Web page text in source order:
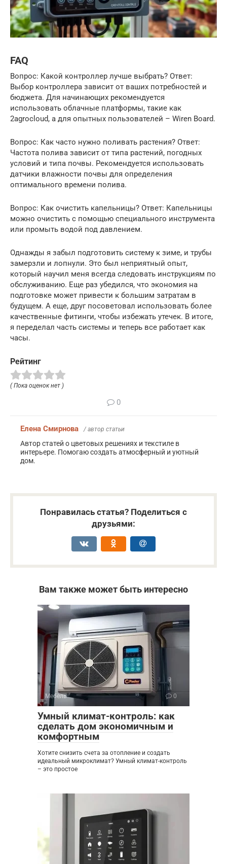
FAQ
Вопрос: Какой контроллер лучше выбрать? Ответ:
Выбор контроллера зависит от ваших потребностей и
бюджета. Для начинающих рекомендуется
использовать облачные платформы, такие как
2agrocloud, а для опытных пользователей – Wiren Board.
Вопрос: Как часто нужно поливать растения? Ответ:
Частота полива зависит от типа растений, погодных
условий и типа почвы. Рекомендуется использовать
датчики влажности почвы для определения
оптимального времени полива.
Вопрос: Как очистить капельницы? Ответ: Капельницы
можно очистить с помощью специального инструмента
или промыть водой под давлением.
Однажды я забыл подготовить систему к зиме, и трубы
замерзли и лопнули. Это был неприятный опыт,
который научил меня всегда следовать инструкциям по
обслуживанию. Еще раз убедился, что экономия на
подготовке может привести к большим затратам в
будущем. А еще, друг посоветовал использовать более
качественные фитинги, чтобы избежать утечек. В итоге,
я переделал часть системы и теперь все работает как
часы.
Рейтинг
( Пока оценок нет )
0
Елена Смирнова / автор статьи
Автор статей о цветовых решениях и текстиле в
интерьере. Помогаю создать атмосферный и уютный
дом.
Понравилась статья? Поделиться с
друзьями:
Вам также может быть интересно
Мебель 0
Умный климат-контроль: как
сделать дом экономичным и
комфортным
Хотите снизить счета за отопление и создать
идеальный микроклимат? Умный климат-контроль
– это простое